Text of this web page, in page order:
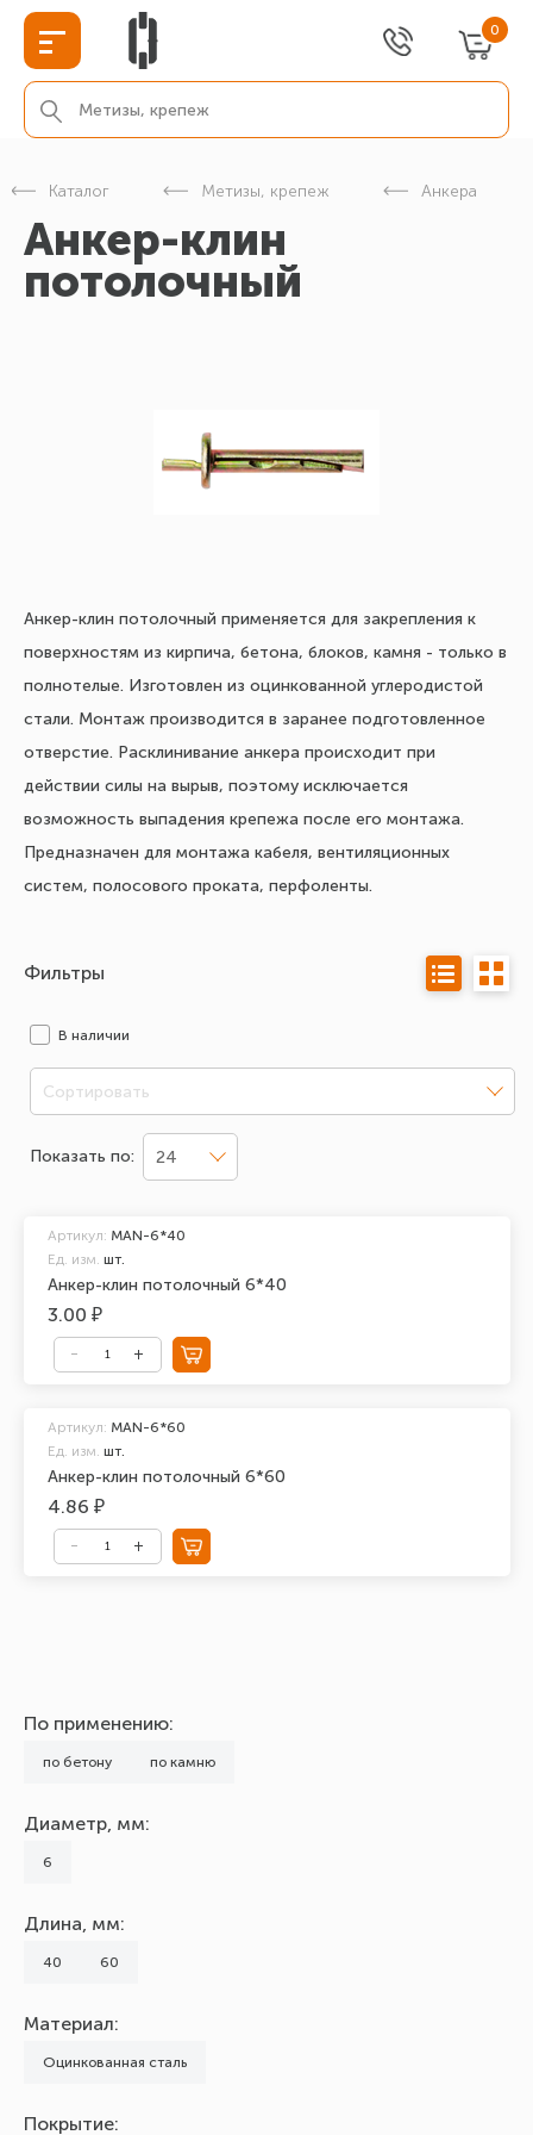
0
Каталог Метизы, крепеж Анкера
Анкер-клин
потолочный
Анкер-клин потолочный применяется для закрепления к
поверхностям из кирпича, бетона, блоков, камня - только в
полнотелые. Изготовлен из оцинкованной углеродистой
стали. Монтаж производится в заранее подготовленное
отверстие. Расклинивание анкера происходит при
действии силы на вырыв, поэтому исключается
возможность выпадения крепежа после его монтажа.
Предназначен для монтажа кабеля, вентиляционных
систем, полосового проката, перфоленты.
Фильтры
В наличии
Сортировать
Показать по: 24
Анкер-клин потолочный 6*40
Артикул: MAN-6*40
Ед. изм. шт.
3.00 ₽
Анкер-клин потолочный 6*60
Артикул: MAN-6*60
Ед. изм. шт.
4.86 ₽
По применению:
по бетону по камню
Диаметр, мм:
6
Длина, мм:
40 60
Материал:
Оцинкованная сталь
Покрытие: